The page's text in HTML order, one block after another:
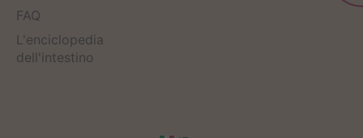
FAQ
L'enciclopedia
dell'intestino